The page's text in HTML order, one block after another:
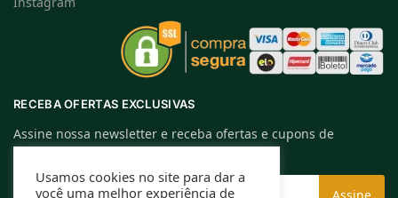
RECEBA OFERTAS EXCLUSIVAS
Assine nossa newsletter e receba ofertas e cupons de
descontos exclusivos.
Usamos cookies no site para dar a
você uma melhor experiência de